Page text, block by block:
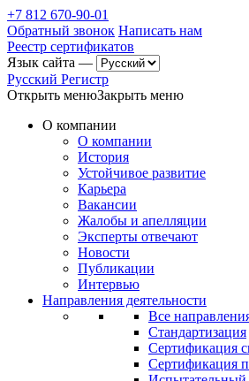
+7 812 670-90-01
Обратный звонок Написать нам
Реестр сертификатов
Язык сайта —
Русский Регистр
Открыть менюЗакрыть меню
О компании
О компании
История
Устойчивое развитие
Карьера
Вакансии
Жалобы и апелляции
Эксперты отвечают
Новости
Публикации
Интервью
Направления деятельности
Все
Стандартизация
Сертификация
Сертификация